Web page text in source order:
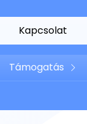
Kapcsolat
Támogatás